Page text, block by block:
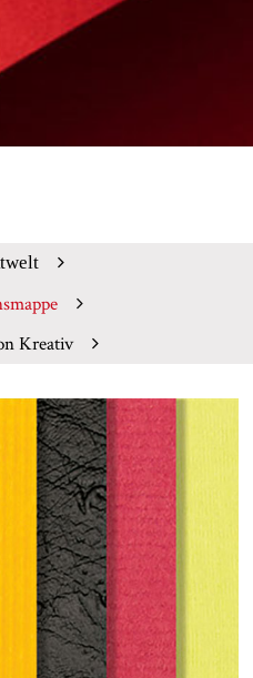
Kreativ